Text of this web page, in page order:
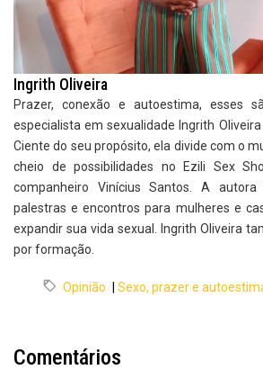
Ingrith Oliveira
Prazer, conexão e autoestima, esses
especialista em sexualidade Ingrith
Ciente do seu propósito, ela divide com o
cheio de possibilidades no Ezili Sex
companheiro Vinícius Santos. A
palestras e encontros para mulheres e
expandir sua vida sexual. Ingrith Oliveira
por formação.
Opinião Sexo, prazer e
Comentários